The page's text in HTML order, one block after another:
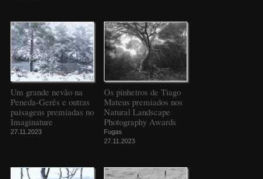
Um grande nevão na
Peneda-Gerês e outras
paisagens premiadas no
Imaginature
27.11.2023
Os pinheiros de Tiago
Mateus premiados nos
Natural Landscape
Photography Awards
Fugas
27.11.2023